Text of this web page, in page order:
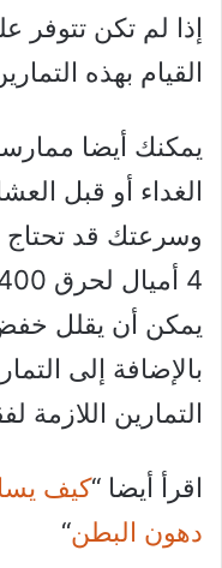
إذا لم تكن تتوفر
القيام بهذه
يمكنك أيضا
الغداء أو قبل
وسرعتك قد
يمكن أن يقلل
بالإضافة إلى
التمارين اللازمة
اقرأ أيضا “كيف
دهون البطن“